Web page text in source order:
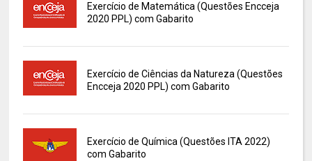
Exercício de Matemática (Questões Encceja
2020 PPL) com Gabarito
Exercício de Ciências da Natureza (Questões
Encceja 2020 PPL) com Gabarito
Exercício de Química (Questões ITA 2022)
com Gabarito